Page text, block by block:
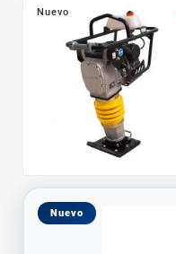
Nuevo
Nuevo